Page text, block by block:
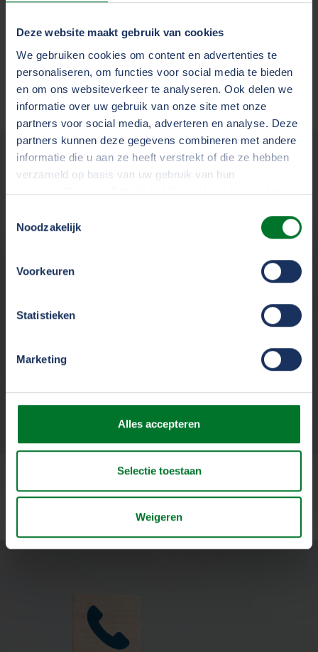
Deze website maakt gebruik van cookies
We gebruiken cookies om content en advertenties te
personaliseren, om functies voor social media te bieden
en om ons websiteverkeer te analyseren. Ook delen we
informatie over uw gebruik van onze site met onze
partners voor social media, adverteren en analyse. Deze
partners kunnen deze gegevens combineren met andere
informatie die u aan ze heeft verstrekt of die ze hebben
verzameld op basis van uw gebruik van hun
services. Door op 'Details' te klikken, kunt u meer lezen
toestemming intrekken. Door op 'Alles accepteren' te
klikken, gaat u akkoord met het gebruik van alle cookies
We werken samen met
die uw gegevens
Noodzakelijk
Voorkeuren
Statistieken
Marketing
Alles accepteren
Selectie toestaan
Weigeren
Versturen
Gebruik deze middelen
meteen voor:
Interne nieuwsbrief en intranet
Social media
Download hier een foto en kopieer
de tekst voor een social media bericht.